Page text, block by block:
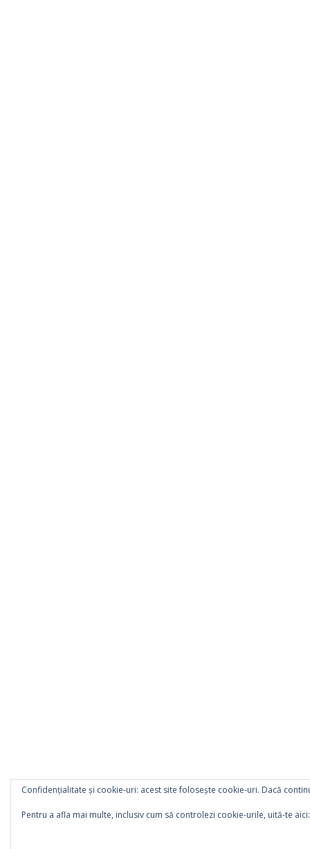
Confidențialitate și cookie-uri: acest site folosește cookie-uri. Dacă
Pentru a afla mai multe, inclusiv cum să controlezi cookie-urile, uită-te